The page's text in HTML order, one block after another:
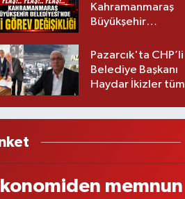
Kahramanmaraş
Büyükşehir
görev değişikliği!
Pazarcık'ta CHP’li
Belediye Başkanı
Haydar İkizler tüm
memnun